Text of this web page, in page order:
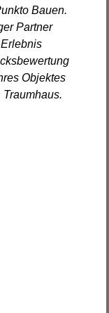
Bauen.
Partner
Objektes